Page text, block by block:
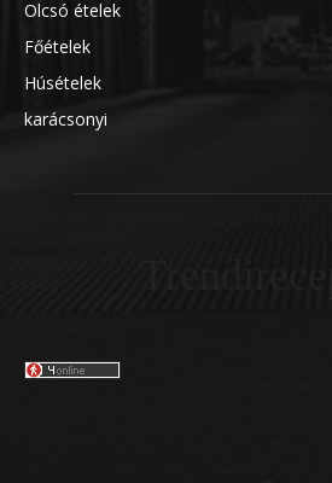
Olcsó ételek
Főételek
Húsételek
karácsonyi